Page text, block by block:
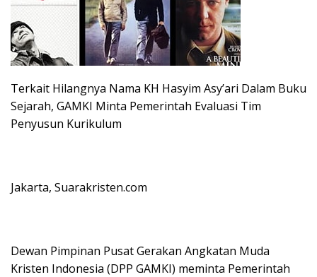
Terkait Hilangnya Nama KH Hasyim Asy’ari Dalam Buku
Sejarah, GAMKI Minta Pemerintah Evaluasi Tim
Penyusun Kurikulum
Jakarta, Suarakristen.com
Dewan Pimpinan Pusat Gerakan Angkatan Muda
Kristen Indonesia (DPP GAMKI) meminta Pemerintah